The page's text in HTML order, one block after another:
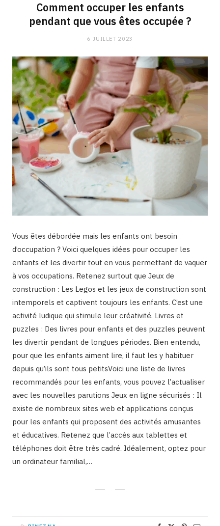
Comment occuper les enfants
pendant que vous êtes occupée ?
6 JUILLET 2023
Vous êtes débordée mais les enfants ont besoin
d’occupation ? Voici quelques idées pour occuper les
enfants et les divertir tout en vous permettant de vaquer
à vos occupations. Retenez surtout que Jeux de
construction : Les Legos et les jeux de construction sont
intemporels et captivent toujours les enfants. C’est une
activité ludique qui stimule leur créativité. Livres et
puzzles : Des livres pour enfants et des puzzles peuvent
les divertir pendant de longues périodes. Bien entendu,
pour que les enfants aiment lire, il faut les y habituer
depuis qu’ils sont tous petitsVoici une liste de livres
recommandés pour les enfants, vous pouvez l’actualiser
avec les nouvelles parutions Jeux en ligne sécurisés : Il
existe de nombreux sites web et applications conçus
pour les enfants qui proposent des activités amusantes
et éducatives. Retenez que l’accès aux tablettes et
téléphones doit être très cadré. Idéalement, optez pour
un ordinateur familial,…